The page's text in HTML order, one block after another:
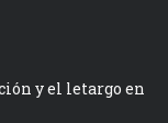
y el letargo en